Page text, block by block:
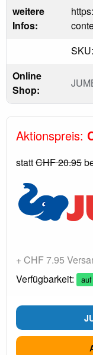
weitere
Infos:
Online
Shop:
Aktionspreis:
stattCHF 20.95
+ CHF 7.95
Verfügbarkeit: